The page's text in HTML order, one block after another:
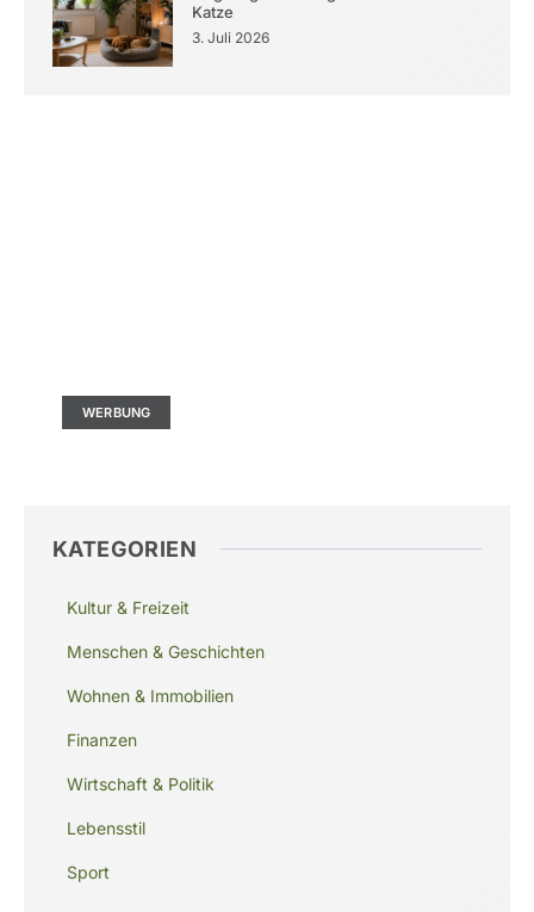
Katze
3. Juli 2026
WERBUNG
KATEGORIEN
Kultur & Freizeit
Menschen & Geschichten
Wohnen & Immobilien
Finanzen
Wirtschaft & Politik
Lebensstil
Sport